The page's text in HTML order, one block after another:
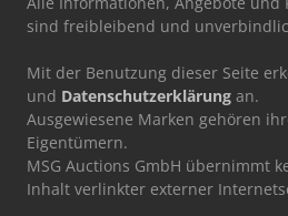
sind freibleibend und
Mit der Benutzung dieser Seite
und Datenschutzerklärung an.
Ausgewiesene Marken gehören
Eigentümern.
MSG Auctions GmbH übernimmt
Inhalt verlinkter externer